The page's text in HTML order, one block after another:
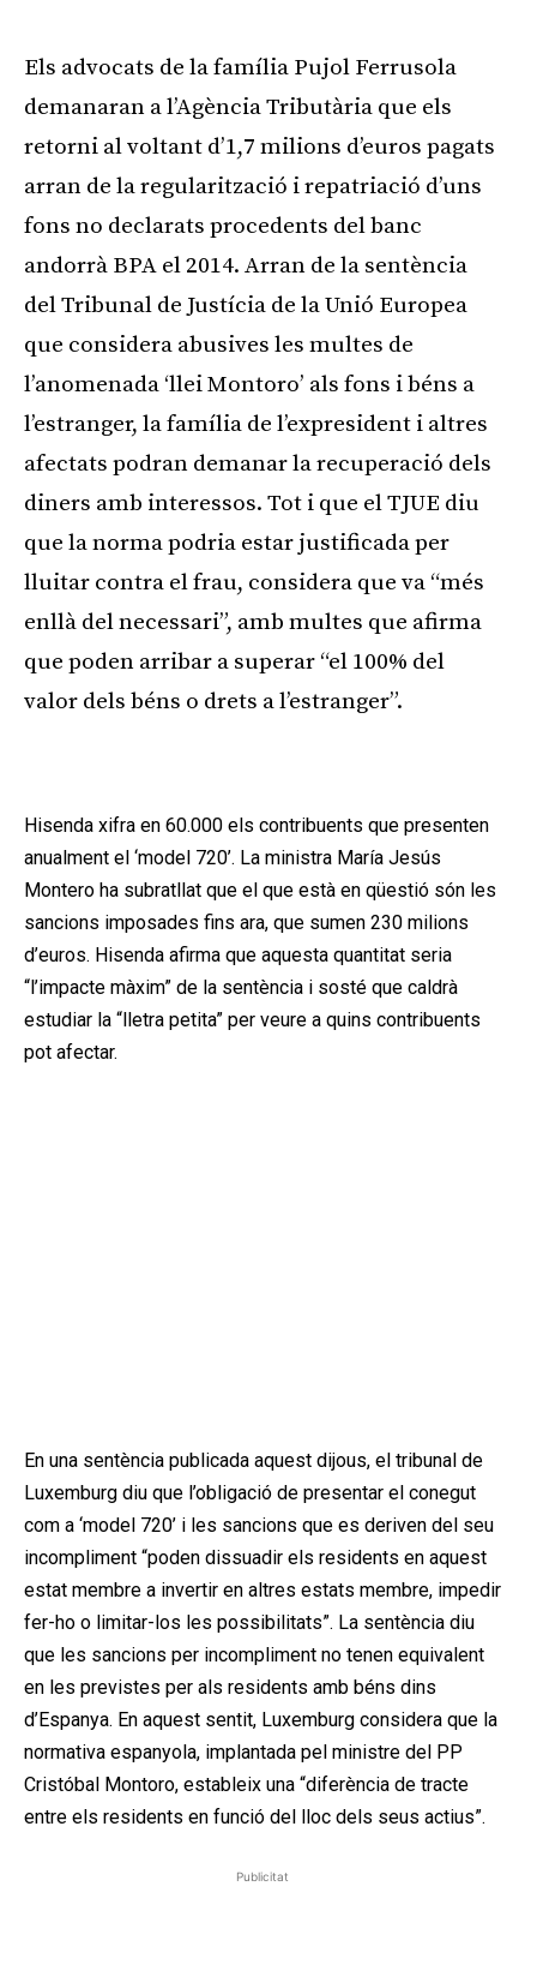
Els advocats de la família Pujol Ferrusola
demanaran a l’Agència Tributària que els
retorni al voltant d’1,7 milions d’euros pagats
arran de la regularització i repatriació d’uns
fons no declarats procedents del banc
andorrà BPA el 2014. Arran de la sentència
del Tribunal de Justícia de la Unió Europea
que considera abusives les multes de
l’anomenada ‘llei Montoro’ als fons i béns a
l’estranger, la família de l’expresident i altres
afectats podran demanar la recuperació dels
diners amb interessos. Tot i que el TJUE diu
que la norma podria estar justificada per
lluitar contra el frau, considera que va “més
enllà del necessari”, amb multes que afirma
que poden arribar a superar “el 100% del
valor dels béns o drets a l’estranger”.
Hisenda xifra en 60.000 els contribuents que presenten
anualment el ‘model 720’. La ministra María Jesús
Montero ha subratllat que el que està en qüestió són les
sancions imposades fins ara, que sumen 230 milions
d’euros. Hisenda afirma que aquesta quantitat seria
“l’impacte màxim” de la sentència i sosté que caldrà
estudiar la “lletra petita” per veure a quins contribuents
pot afectar.
En una sentència publicada aquest dijous, el tribunal de
Luxemburg diu que l’obligació de presentar el conegut
com a ‘model 720’ i les sancions que es deriven del seu
incompliment “poden dissuadir els residents en aquest
estat membre a invertir en altres estats membre, impedir
fer-ho o limitar-los les possibilitats”. La sentència diu
que les sancions per incompliment no tenen equivalent
en les previstes per als residents amb béns dins
d’Espanya. En aquest sentit, Luxemburg considera que la
normativa espanyola, implantada pel ministre del PP
Cristóbal Montoro, estableix una “diferència de tracte
entre els residents en funció del lloc dels seus actius”.
Publicitat